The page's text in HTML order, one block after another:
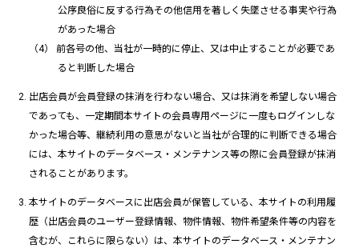
公序良俗に反する行為その他信用を著しく失墜させる事実や行為
があった場合
前各号の他、当社が一時的に停止、又は中止することが必要であ
ると判断した場合
出店会員が会員登録の抹消を行わない場合、又は抹消を希望しない場合
であっても、一定期間本サイトの会員専用ページに一度もログインしな
かった場合等、継続利用の意思がないと当社が合理的に判断できる場合
には、本サイトのデータベース・メンテナンス等の際に会員登録が抹消
されることがあります。
本サイトのデータベースに出店会員が保管している、本サイトの利用履
歴（出店会員のユーザー登録情報、物件情報、物件希望条件等の内容を
含むが、これらに限らない）は、本サイトのデータベース・メンテナン